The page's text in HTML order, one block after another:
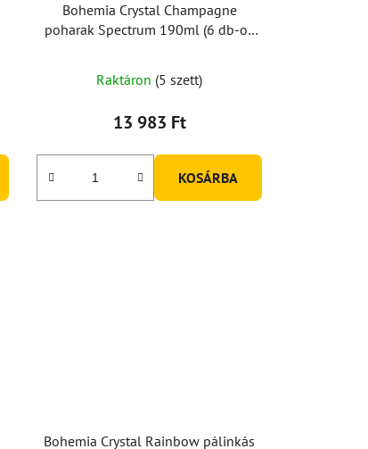
Bohemia Crystal Champagne
poharak Spectrum 190ml (6 db-os
Raktáron (5 szett)
13 983 Ft
KOSÁRBA
Bohemia Crystal Rainbow pálinkás